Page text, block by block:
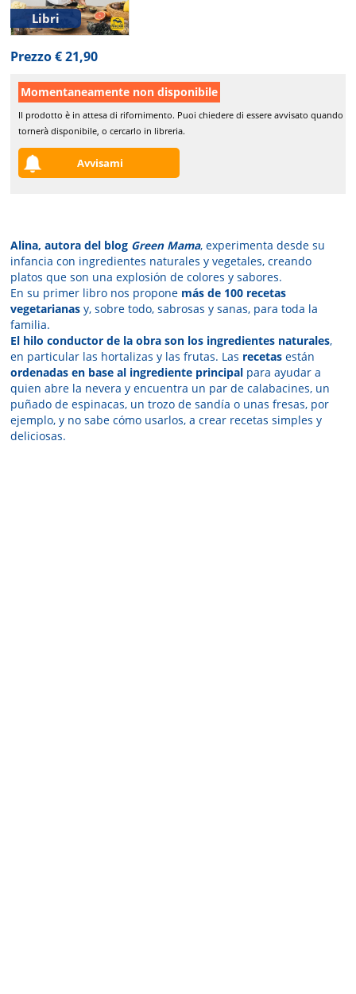
Libri
Prezzo € 21,90
Momentaneamente non disponibile
Il prodotto è in attesa di rifornimento. Puoi chiedere di essere avvisato quando
tornerà disponibile, o cercarlo in libreria.
Avvisami
Alina, autora del blog Green Mama, experimenta desde su
infancia con ingredientes naturales y vegetales, creando
platos que son una explosión de colores y sabores.
En su primer libro nos propone más de 100 recetas
vegetarianas y, sobre todo, sabrosas y sanas, para toda la
familia.
El hilo conductor de la obra son los ingredientes naturales,
en particular las hortalizas y las frutas. Las recetas están
ordenadas en base al ingrediente principal para ayudar a
quien abre la nevera y encuentra un par de calabacines, un
puñado de espinacas, un trozo de sandía o unas fresas, por
ejemplo, y no sabe cómo usarlos, a crear recetas simples y
deliciosas.